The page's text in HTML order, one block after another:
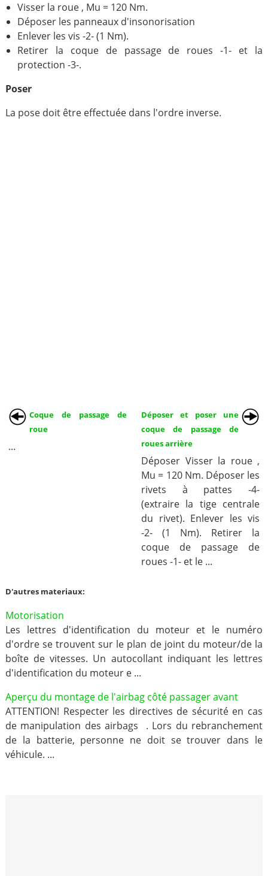
Visser la roue , Mu = 120 Nm.
Déposer les panneaux d'insonorisation
Enlever les vis -2- (1 Nm).
Retirer la coque de passage de roues -1- et la
protection -3-.
Poser
La pose doit être effectuée dans l'ordre inverse.
Coque de passage de
roue
...
Déposer et poser une
coque de passage de
roues arrière
Déposer Visser la roue ,
Mu = 120 Nm. Déposer les
rivets à pattes -4-
(extraire la tige centrale
du rivet). Enlever les vis
-2- (1 Nm). Retirer la
coque de passage de
roues -1- et le ...
D'autres materiaux:
Motorisation
Les lettres d'identification du moteur et le numéro
d'ordre se trouvent sur le plan de joint du moteur/de la
boîte de vitesses. Un autocollant indiquant les lettres
d'identification du moteur e ...
Aperçu du montage de l'airbag côté passager avant
ATTENTION! Respecter les directives de sécurité en cas
de manipulation des airbags . Lors du rebranchement
de la batterie, personne ne doit se trouver dans le
véhicule. ...